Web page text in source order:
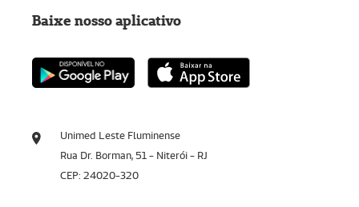
Unimed Leste Fluminense
Rua Dr. Borman, 51 - Niterói - RJ
CEP: 24020-320
Baixe nosso aplicativo